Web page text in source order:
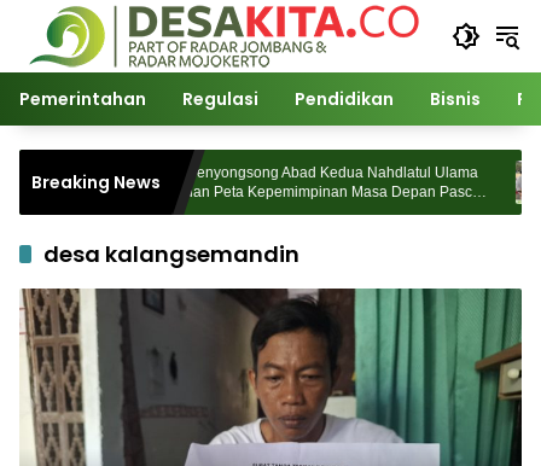
Langsung
konten
Pemerintahan Regulasi Pendidikan Bisnis
Breaking News Menyongsong Abad Kedua Nahdlatul Ulama
dan Peta Kepemimpinan Masa Depan Pasca
Muktamar ke-35
desa kalangsemandin